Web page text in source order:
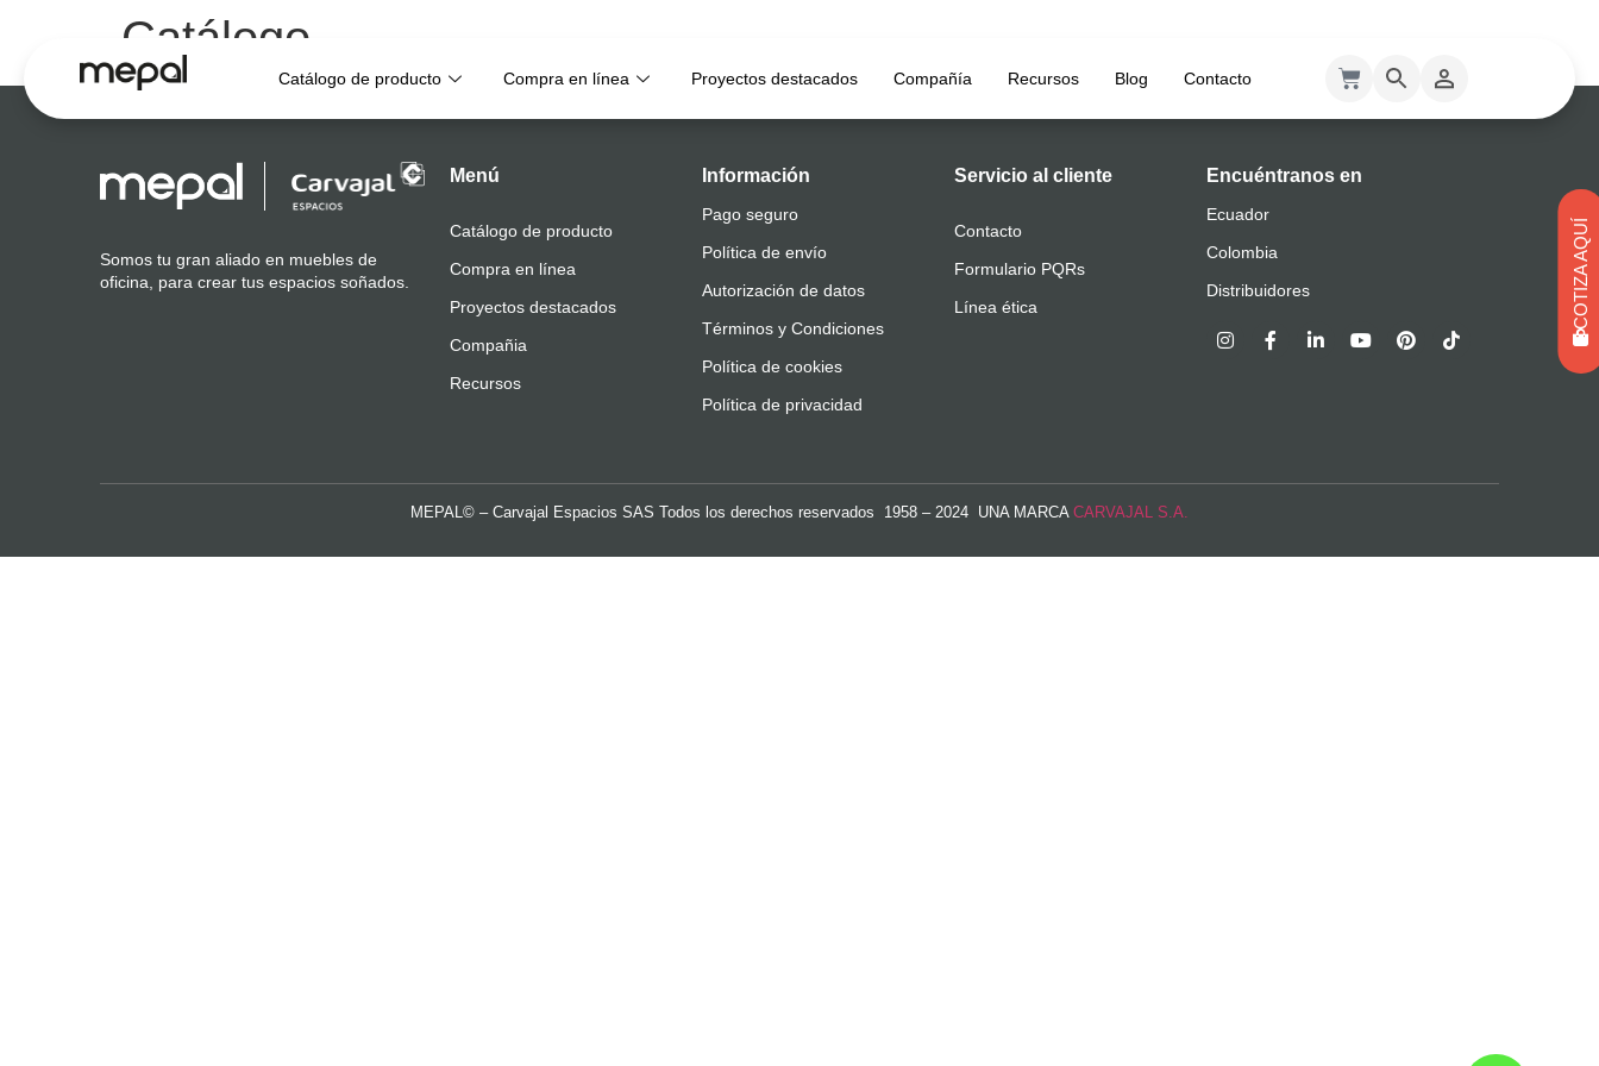
Catálogo de producto Compra en línea Proyectos destacados Compañía Recursos Blog Contacto
COTIZA AQUÍ
Catálogo
Somos tu gran aliado en muebles de
oficina, para crear tus espacios soñados.
Menú
Catálogo de producto
Compra en línea
Proyectos destacados
Compañia
Recursos
Información
Pago seguro
Política de envío
Autorización de datos
Términos y Condiciones
Política de cookies
Política de privacidad
Servicio al cliente
Contacto
Formulario PQRs
Línea ética
Encuéntranos en
Ecuador
Colombia
Distribuidores
MEPAL© – Carvajal Espacios SAS Todos los derechos reservados 1958 – 2024 UNA MARCA CARVAJAL S.A.